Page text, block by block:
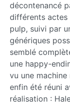
décontenancé
différents actes
pulp, suivi par
génériques
semblé
une happy-
vu une
enfin été réuni
réalisation :